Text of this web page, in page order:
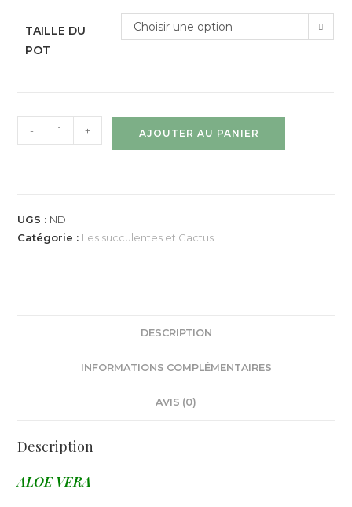
TAILLE DU
POT
Choisir une option
- + AJOUTER AU PANIER
UGS : ND
Catégorie : Les succulentes et Cactus
DESCRIPTION
INFORMATIONS COMPLÉMENTAIRES
AVIS (0)
Description
ALOE VERA